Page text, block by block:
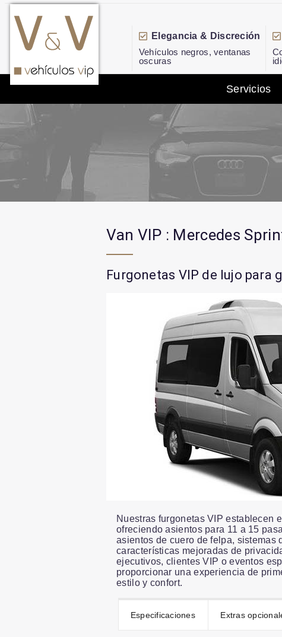
Elegancia & Discreción
Vehículos negros, ventanas
oscuras
Servicios
Van VIP : Mercedes
Furgonetas VIP de lujo para
Nuestras furgonetas VIP establecen
ofreciendo asientos para 11 a 15
asientos de cuero de felpa, sistemas
características mejoradas de
ejecutivos, clientes VIP o eventos
proporcionar una experiencia de
estilo y confort.
Especificaciones Extras